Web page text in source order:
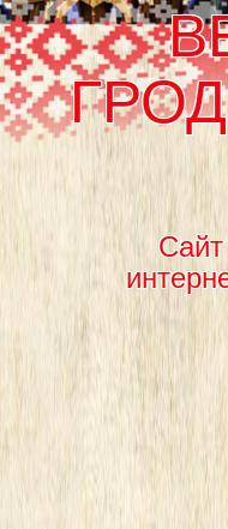
Сайт
SKIP TO CONTENT